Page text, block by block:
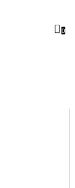
0